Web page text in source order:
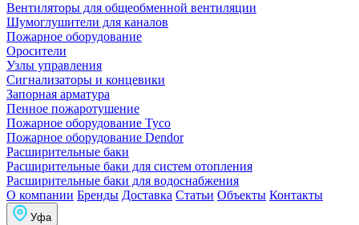
Вентиляторы для общеобменной вентиляции
Шумоглушители для каналов
Пожарное оборудование
Оросители
Узлы управления
Сигнализаторы и концевики
Запорная арматура
Пенное пожаротушение
Пожарное оборудование Tyco
Пожарное оборудование Dendor
Расширительные баки
Расширительные баки для систем отопления
Расширительные баки для водоснабжения
О компании Бренды Доставка Статьи Объекты Контакты
Уфа